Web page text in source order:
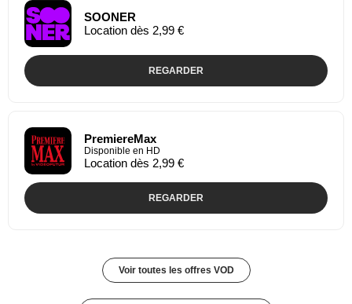
SOONER
Location dès 2,99 €
REGARDER
PremiereMax
Disponible en HD
Location dès 2,99 €
REGARDER
Voir toutes les offres VOD